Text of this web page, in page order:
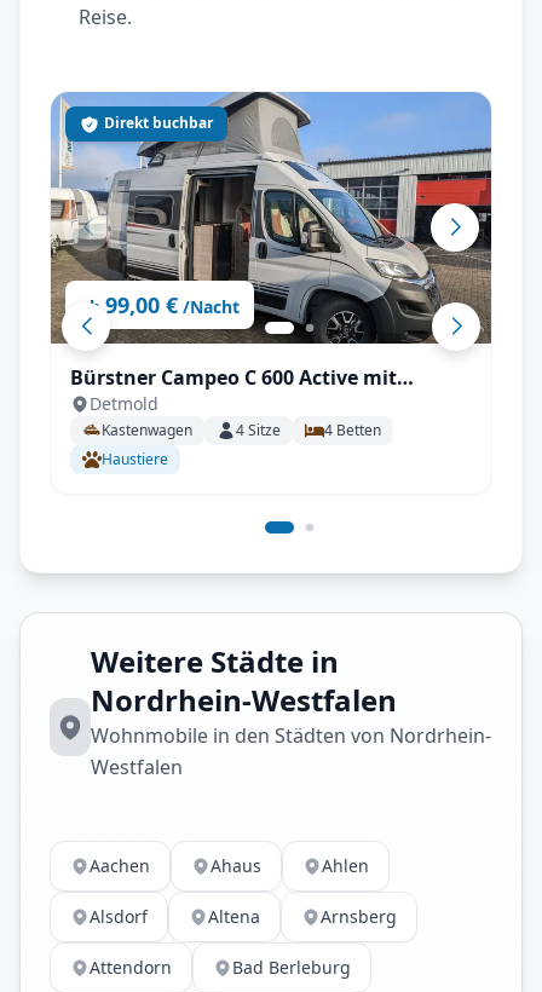
Reise.
ab 99,00 € /Nacht
Direkt buchbar
Bürstner Campeo C 600 Active mit
Aufstelldach, AHK - All inkl.
Detmold
Kastenwagen 4Sitze 4 Betten
Haustiere
Weitere Städte in
Nordrhein-Westfalen
Wohnmobile in den Städten von Nordrhein-
Westfalen
Aachen Ahaus Ahlen
Alsdorf Altena Arnsberg
Attendorn Bad Berleburg